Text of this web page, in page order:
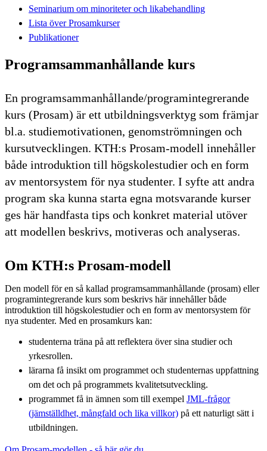
Seminarium om minoriteter och likabehandling
Lista över Prosamkurser
Publikationer
Programsammanhållande kurs
En programsammanhållande/programintegrerande
kurs (Prosam) är ett utbildningsverktyg som främjar
bl.a. studiemotivationen, genomströmningen och
kursutvecklingen. KTH:s Prosam-modell innehåller
både introduktion till högskolestudier och en form
av mentorsystem för nya studenter. I syfte att andra
program ska kunna starta egna motsvarande kurser
ges här handfasta tips och konkret material utöver
att modellen beskrivs, motiveras och analyseras.
Om KTH:s Prosam-modell
Den modell för en så kallad programsammanhållande (prosam) eller
programintegrerande kurs som beskrivs här innehåller både
introduktion till högskolestudier och en form av mentorsystem för
nya studenter. Med en prosamkurs kan:
studenterna träna på att reflektera över sina studier och
yrkesrollen.
lärarna få insikt om programmet och studenternas uppfattning
om det och på programmets kvalitetsutveckling.
programmet få in ämnen som till exempel JML-frågor
(jämställdhet, mångfald och lika villkor) på ett naturligt sätt i
utbildningen.